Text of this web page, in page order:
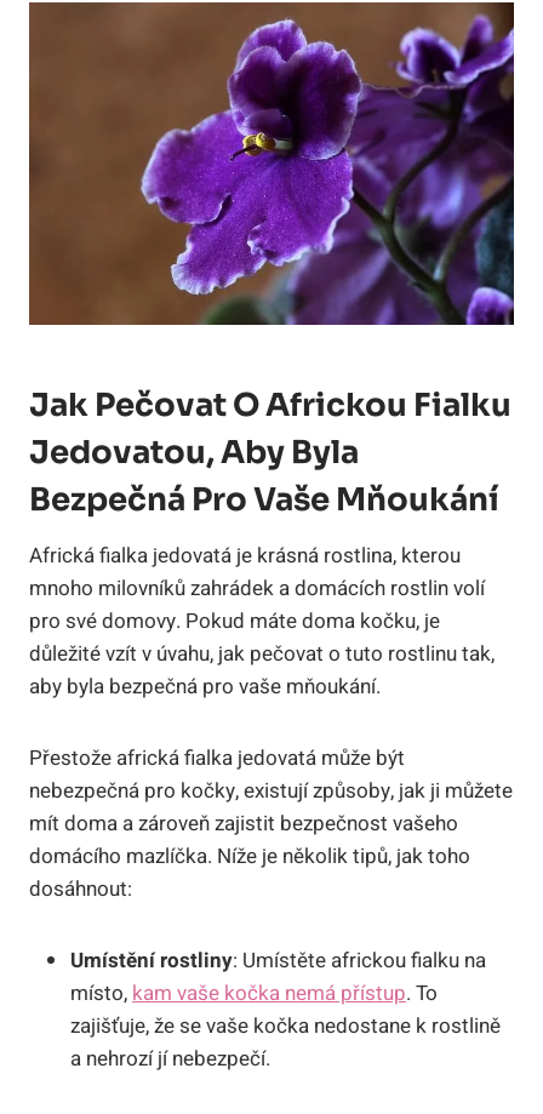
Jak Pečovat O Africkou Fialku
Jedovatou, Aby Byla
Bezpečná Pro Vaše Mňoukání
Africká fialka jedovatá je krásná rostlina, kterou
mnoho milovníků zahrádek a domácích rostlin volí
pro své domovy. Pokud máte doma kočku, je
důležité vzít v úvahu, jak pečovat o tuto rostlinu tak,
aby byla bezpečná pro vaše mňoukání.
Přestože africká fialka jedovatá může být
nebezpečná pro kočky, existují způsoby, jak ji můžete
mít doma a zároveň zajistit bezpečnost vašeho
domácího mazlíčka. Níže je několik tipů, jak toho
dosáhnout:
Umístění rostliny: Umístěte africkou fialku na
místo,kam vaše kočka nemá přístup. To
zajišťuje, že se vaše kočka nedostane k rostlině
a nehrozí jí nebezpečí.